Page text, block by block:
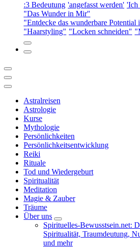
:3 Bedeutung 'angefasst werden' 'Ich
"Das Wunder in Mir"
"Entdecke das wunderbare Potential
"Haarstyling" "Locken schneiden"
Astralreisen
Astrologie
Kurse
Mythologie
Persönlichkeiten
Persönlichkeitsentwicklung
Reiki
Rituale
Tod und Wiedergeburt
Spiritualität
Meditation
Magie & Zauber
Träume
Über uns
Spirituelles-Bewusstsein.net:
Spiritualität, Traumdeutung,
und mehr